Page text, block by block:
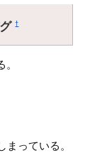
グ†
っている。